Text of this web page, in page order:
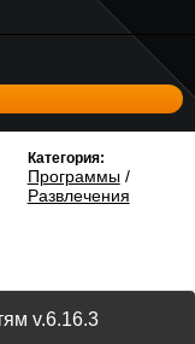
Категория:
Программы/
Развлечения
v.6.16.3